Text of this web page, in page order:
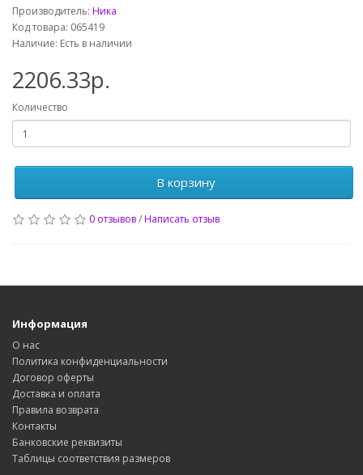
Производитель: Ника
Код товара: 065419
Наличие: Есть в наличии
2206.33р.
Количество
В корзину
0 отзывов/Написать отзыв
Информация
О нас
Политика конфиденциальности
Договор оферты
Доставка и оплата
Правила возврата
Контакты
Банковские реквизиты
Таблицы соответствия размеров